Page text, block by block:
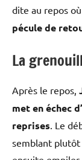
dite au repos où
pécule de
La
Après le repos,
met en échec
reprises. Le
semblant